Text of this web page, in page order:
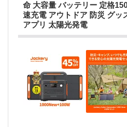
命 大容量 バッテリー 定格
速充電 アウトドア 防災 グッ
アプリ 太陽光発電